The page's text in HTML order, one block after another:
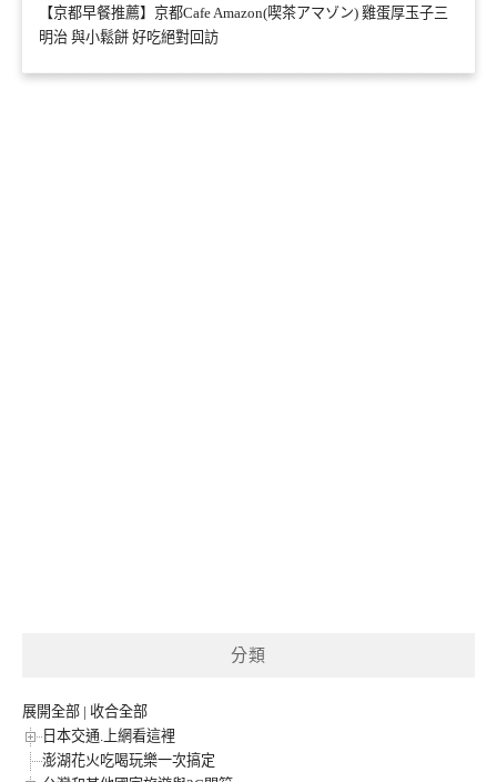
【京都早餐推薦】京都Cafe Amazon(喫茶アマゾン) 雞蛋厚玉子三
明治 與小鬆餅 好吃絕對回訪
分類
展開全部 | 收合全部
日本交通.上網看這裡
澎湖花火吃喝玩樂一次搞定